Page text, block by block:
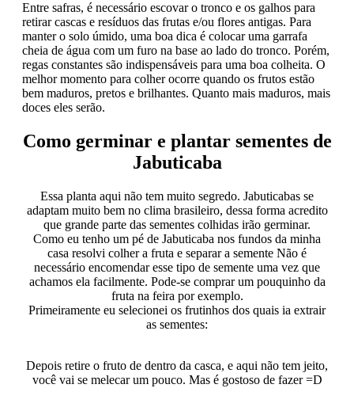
Entre safras, é necessário escovar o tronco e os galhos para
retirar cascas e resíduos das frutas e/ou flores antigas. Para
manter o solo úmido, uma boa dica é colocar uma garrafa
cheia de água com um furo na base ao lado do tronco. Porém,
regas constantes são indispensáveis para uma boa colheita. O
melhor momento para colher ocorre quando os frutos estão
bem maduros, pretos e brilhantes. Quanto mais maduros, mais
doces eles serão.
Como germinar e plantar sementes de
Jabuticaba
Essa planta aqui não tem muito segredo. Jabuticabas se
adaptam muito bem no clima brasileiro, dessa forma acredito
que grande parte das sementes colhidas irão germinar.
Como eu tenho um pé de Jabuticaba nos fundos da minha
casa resolvi colher a fruta e separar a semente Não é
necessário encomendar esse tipo de semente uma vez que
achamos ela facilmente. Pode-se comprar um pouquinho da
fruta na feira por exemplo.
Primeiramente eu selecionei os frutinhos dos quais ia extrair
as sementes:
Depois retire o fruto de dentro da casca, e aqui não tem jeito,
você vai se melecar um pouco. Mas é gostoso de fazer =D